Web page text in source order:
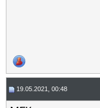
19.05.2021, 00:48